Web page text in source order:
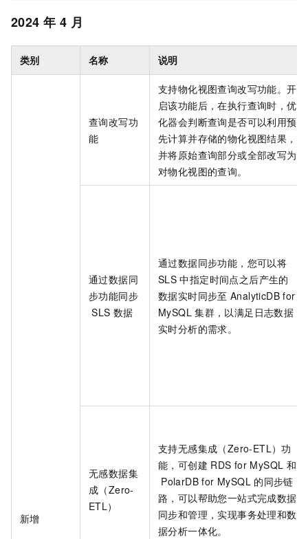
2024 年 4 月
类别 名称 说明
新增
查询改写功
能
支持物化视图查询改写功能。开
启该功能后，在执行查询时，优
化器会判断查询是否可以利用预
先计算并存储的物化视图结果，
并将原始查询部分或全部改写为
对物化视图的查询。
通过数据同
步功能同步
SLS 数据
通过数据同步功能，您可以将
SLS 中指定时间点之后产生的
数据实时同步至 AnalyticDB for
MySQL 集群，以满足日志数据
实时分析的需求。
无感数据集
成（Zero-
ETL）
支持无感集成（Zero-ETL）功
能，可创建 RDS for MySQL 和
PolarDB for MySQL 的同步链
路，可以帮助您一站式完成数据
同步和管理，实现事务处理和数
据分析一体化。